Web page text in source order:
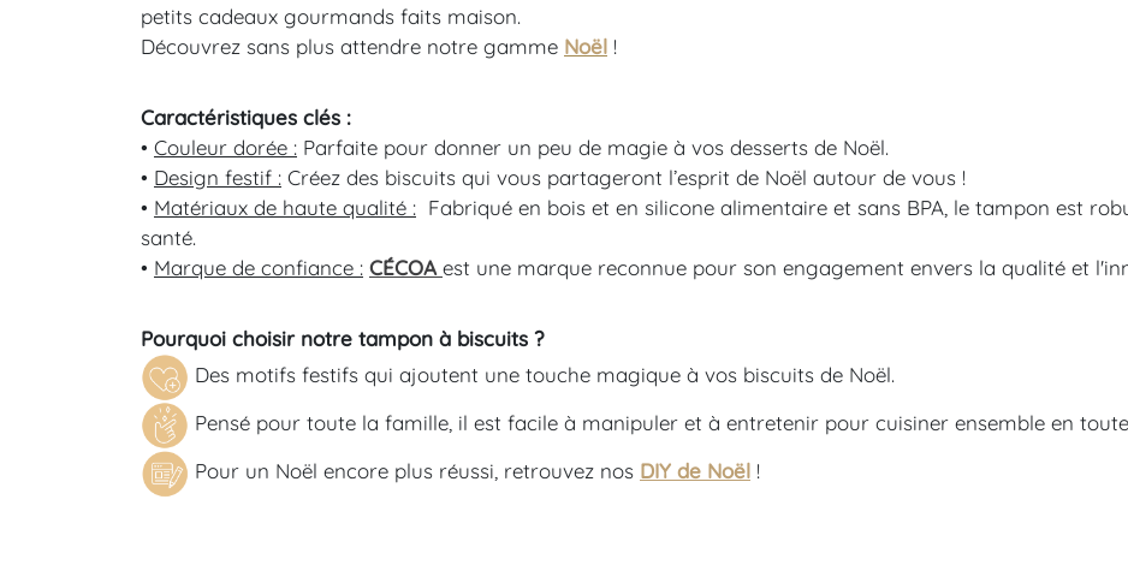
petits cadeaux gourmands faits maison.
Découvrez sans plus attendre notre gamme Noël !
Caractéristiques clés :
• Couleur dorée : Parfaite pour donner un peu de magie à vos desserts de Noël.
• Design festif : Créez des biscuits qui vous partageront l’esprit de Noël autour de vous !
• Matériaux de haute qualité : Fabriqué en bois et en silicone alimentaire et sans BPA, le tampon est
santé.
• Marque de confiance : CÉCOA est une marque reconnue pour son engagement envers la qualité et
Pourquoi choisir notre tampon à biscuits ?
Des motifs festifs qui ajoutent une touche magique à vos biscuits de Noël.
Pensé pour toute la famille, il est facile à manipuler et à entretenir pour cuisiner ensemble en
Pour un Noël encore plus réussi, retrouvez nos DIY de Noël !